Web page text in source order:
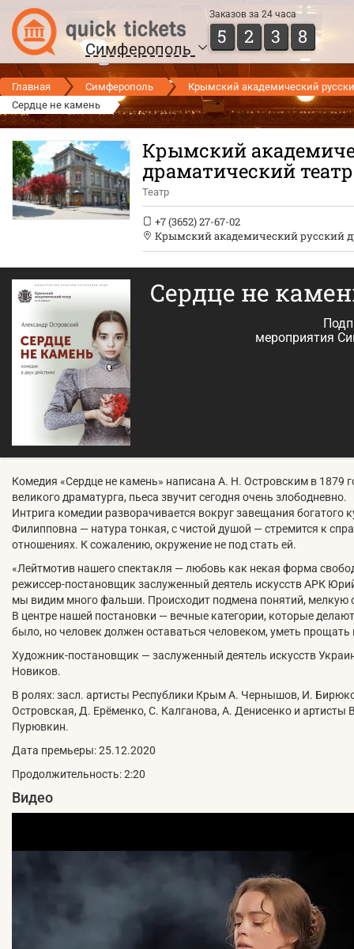
Симферополь
Заказов за 24 часа
5 2 3 8
Главная Симферополь
Крымский академический
Сердце не камень
Крымский
драматический
Театр
+7 (3652) 27-67-02
Крымский академический русский
Сердце не
мероприятия
Комедия «Сердце не камень» написана А. Н. Островским в 1879
великого драматурга, пьеса звучит сегодня очень злободневно.
Интрига комедии разворачивается вокруг завещания богатого
Филипповна — натура тонкая, с чистой душой — стремится к
отношениях. К сожалению, окружение не под стать ей.
«Лейтмотив нашего спектакля — любовь как некая форма
режиссер-постановщик заслуженный деятель искусств АРК
мы видим много фальши. Происходит подмена понятий,
В центре нашей постановки — вечные категории, которые
было, но человек должен оставаться человеком, уметь прощать
Художник-постановщик — заслуженный деятель искусств
Новиков.
В ролях: засл. артисты Республики Крым А. Чернышов, И.
Островская, Д. Ерёменко, С. Калганова, А. Денисенко и
Пурювкин.
Дата премьеры: 25.12.2020
Продолжительность: 2:20
Видео